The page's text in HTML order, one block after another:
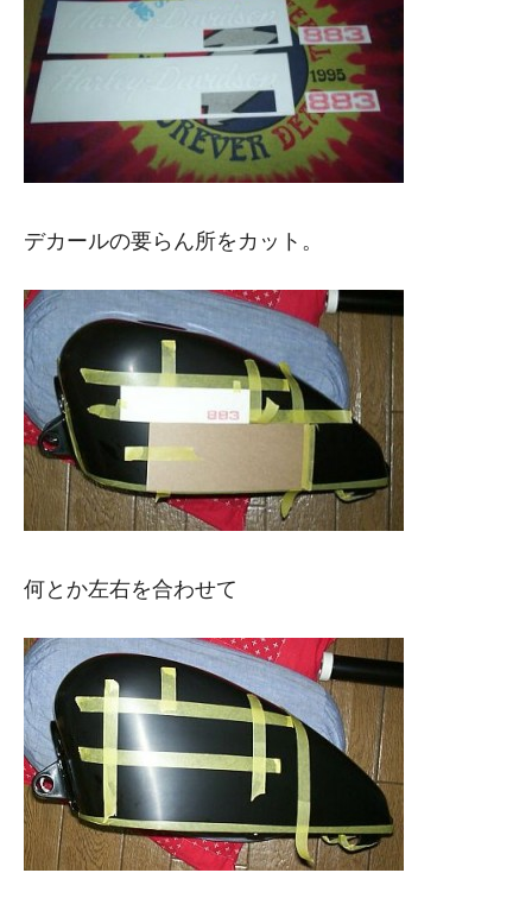
デカールの要らん所をカット。
何とか左右を合わせて